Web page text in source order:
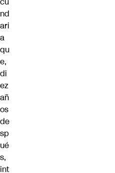
nd
ari
a
qu
e,
di
ez
añ
os
de
sp
ué
s,
int